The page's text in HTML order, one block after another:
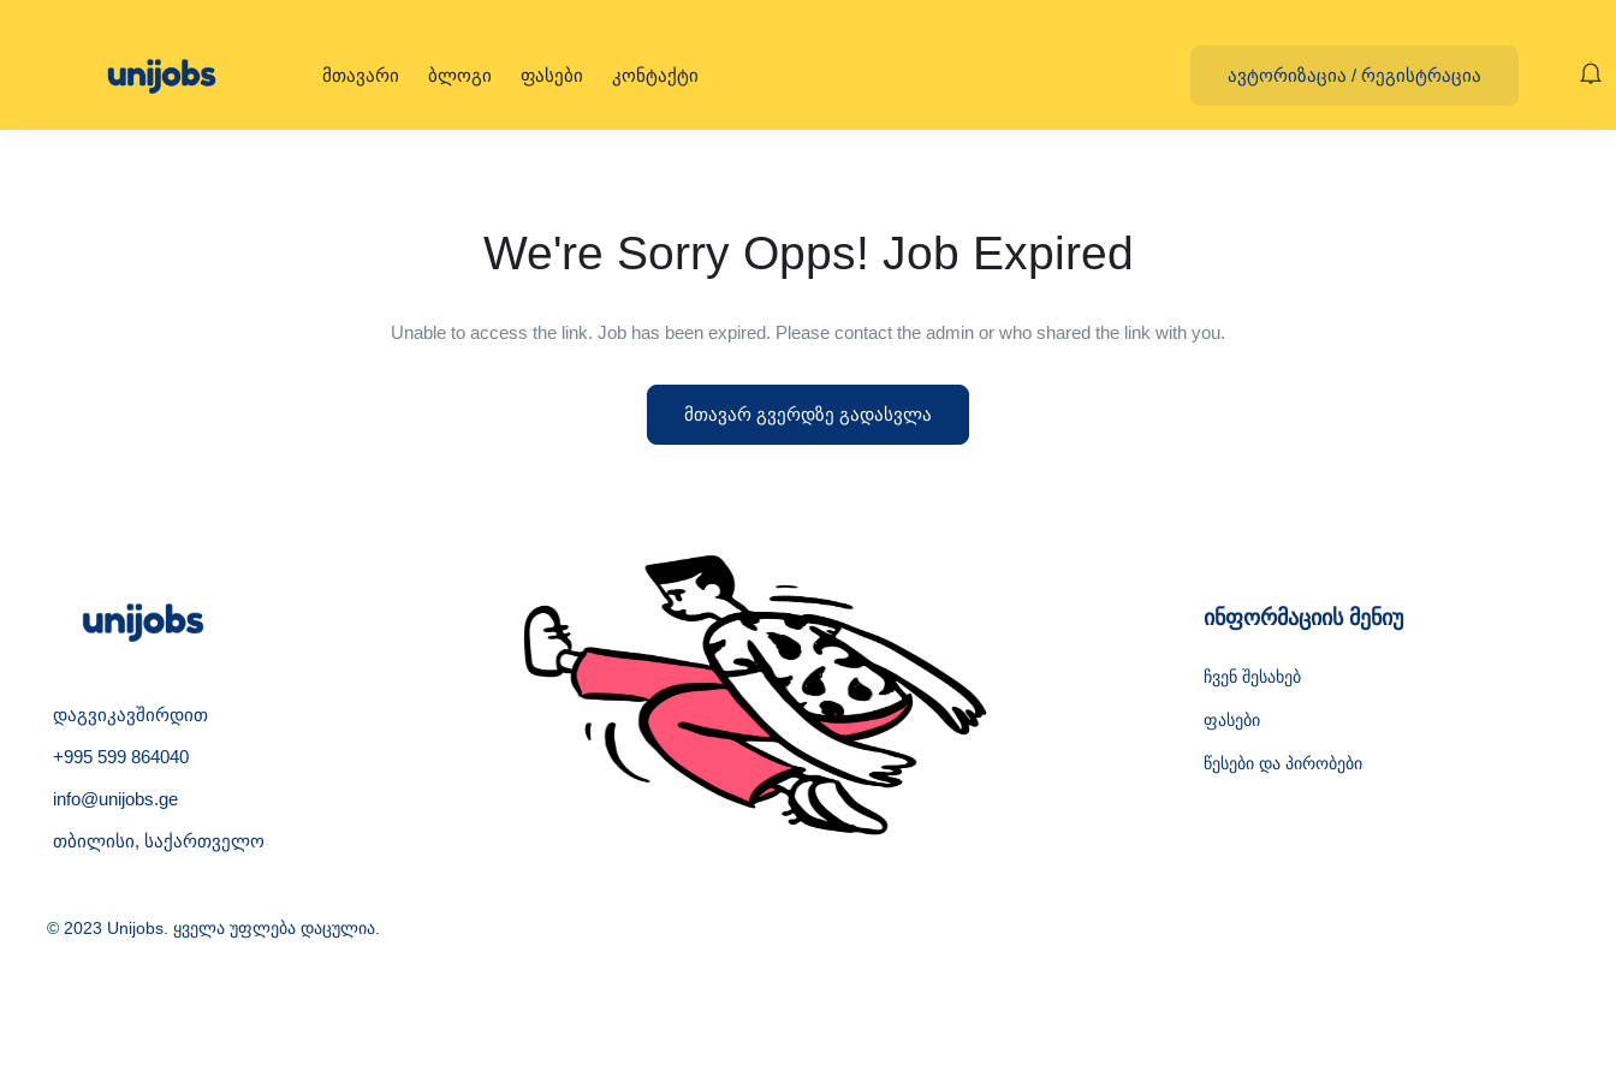
მთავარი ბლოგი ფასები კონტაქტი ავტორიზაცია / რეგისტრაცია
We're Sorry Opps! Job Expired
Unable to access the link. Job has been expired. Please contact the admin or who shared the link with you.
მთავარ გვერდზე გადასვლა
დაგვიკავშირდით
+995 599 864040
info@unijobs.ge
თბილისი, საქართველო
ინფორმაციის მენიუ
ჩვენ შესახებ
ფასები
წესები და პირობები
© 2023 Unijobs. ყველა უფლება დაცულია.